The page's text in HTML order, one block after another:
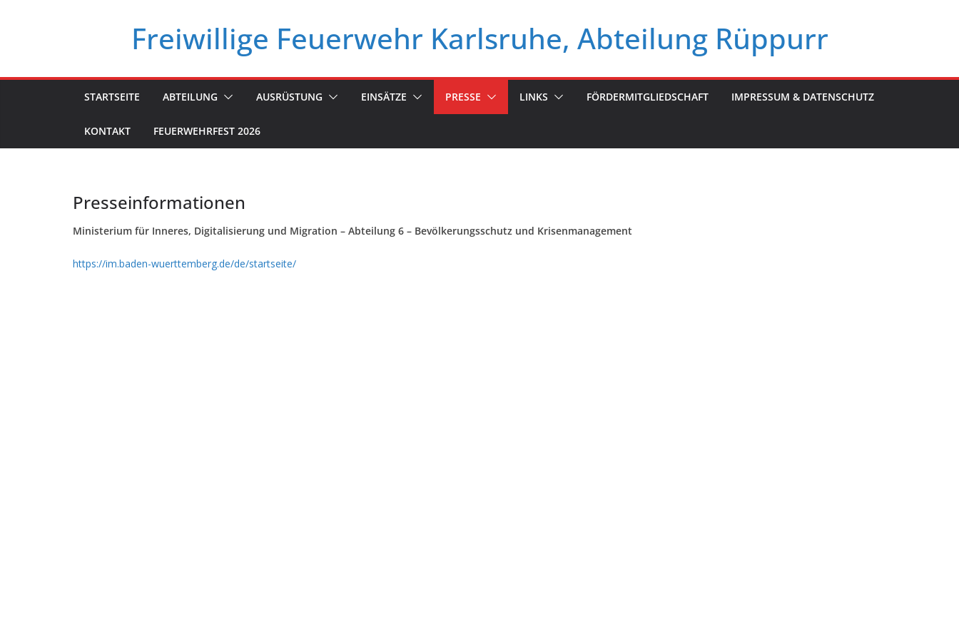
Freiwillige Feuerwehr Karlsruhe, Abteilung Rüppurr
STARTSEITE ABTEILUNG AUSRÜSTUNG EINSÄTZE PRESSE LINKS FÖRDERMITGLIEDSCHAFT IMPRESSUM & DATENSCHUTZ
KONTAKT FEUERWEHRFEST 2026
Presseinformationen
Ministerium für Inneres, Digitalisierung und Migration – Abteilung 6 – Bevölkerungsschutz und Krisenmanagement
https://im.baden-wuerttemberg.de/de/startseite/